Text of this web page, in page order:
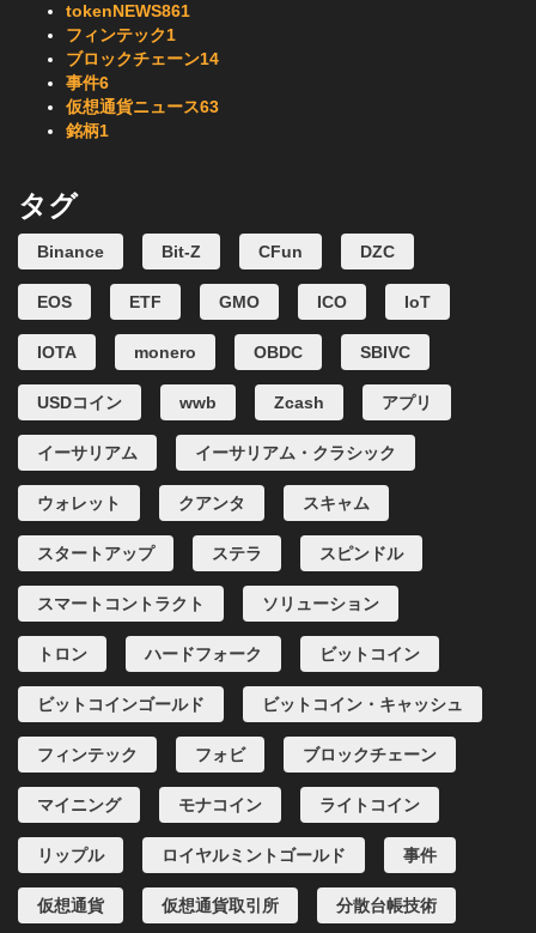
tokenNEWS861
フィンテック1
ブロックチェーン14
事件6
仮想通貨ニュース63
銘柄1
タグ
Binance Bit-Z CFun DZC
EOS ETF GMO ICO IoT
IOTA monero OBDC SBIVC
USDコイン wwb Zcash アプリ
イーサリアム イーサリアム・クラシック
ウォレット クアンタ スキャム
スタートアップ ステラ スピンドル
スマートコントラクト ソリューション
トロン ハードフォーク ビットコイン
ビットコインゴールド ビットコイン・キャッシュ
フィンテック フォビ ブロックチェーン
マイニング モナコイン ライトコイン
リップル ロイヤルミントゴールド 事件
仮想通貨 仮想通貨取引所 分散台帳技術